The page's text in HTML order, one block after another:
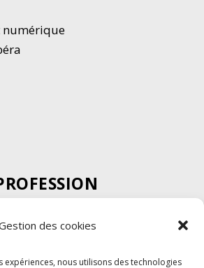
des cookies
expériences, nous utilisons des technologies
numérique